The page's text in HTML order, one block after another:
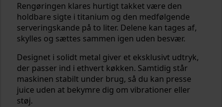
Rengøringen klares hurtigt takket være den
holdbare sigte i titanium og den medfølgende
serveringskande på to liter. Delene kan tages af,
skylles og sættes sammen igen uden besvær.
Designet i solidt metal giver et eksklusivt udtryk,
der passer ind i ethvert køkken. Samtidig står
maskinen stabilt under brug, så du kan presse
juice uden at bekymre dig om vibrationer eller
støj.